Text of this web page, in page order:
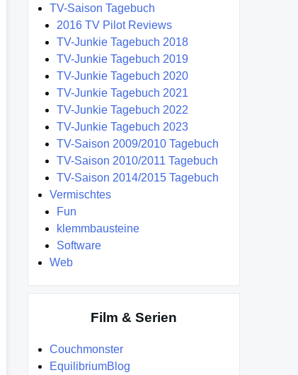
TV-Saison Tagebuch
2016 TV Pilot Reviews
TV-Junkie Tagebuch 2018
TV-Junkie Tagebuch 2019
TV-Junkie Tagebuch 2020
TV-Junkie Tagebuch 2021
TV-Junkie Tagebuch 2022
TV-Junkie Tagebuch 2023
TV-Saison 2009/2010 Tagebuch
TV-Saison 2010/2011 Tagebuch
TV-Saison 2014/2015 Tagebuch
Vermischtes
Fun
klemmbausteine
Software
Web
Film & Serien
Couchmonster
EquilibriumBlog